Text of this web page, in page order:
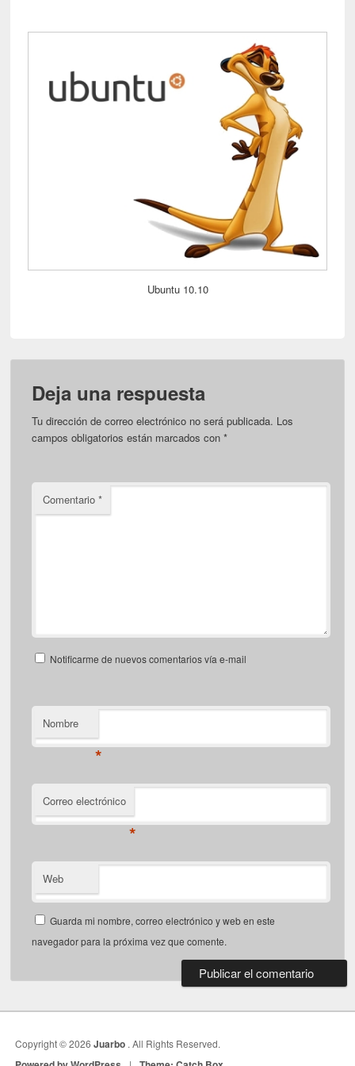
Ubuntu 10.10
Deja una respuesta
Tu dirección de correo electrónico no será publicada. Los
campos obligatorios están marcados con*
Comentario*
Notificarme de nuevos comentarios vía e-mail
Nombre
*
Correo electrónico
*
Web
Guarda mi nombre, correo electrónico y web en este
navegador para la próxima vez que comente.
Copyright © 2026Juarbo . All Rights Reserved.